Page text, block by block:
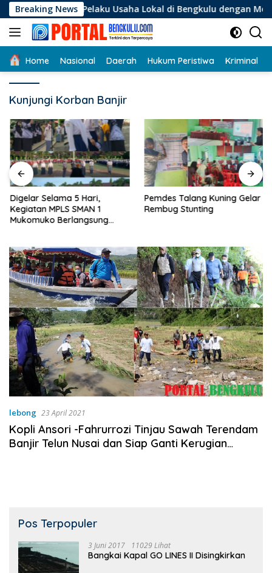
Langsung
ke
konten
Breaking News
Pelaku Usaha Lokal di Bengkulu dengan Meningkatkan
Home Nasional Daerah Hukum Peristiwa Kriminal
Kunjungi Korban Banjir
Digelar Selama 5 Hari,
Kegiatan MPLS SMAN 1
Mukomuko Berlangsung
Pemdes Talang Kuning Gelar
Rembug Stunting
lebong 23 April 2021
Kopli Ansori -Fahrurrozi Tinjau Sawah Terendam
Banjir Telun Nusai dan Siap Ganti Kerugian
Pos Terpopuler
3 Juni 2017 11029 Lihat
Bangkai Kapal GO LINES II Disingkirkan